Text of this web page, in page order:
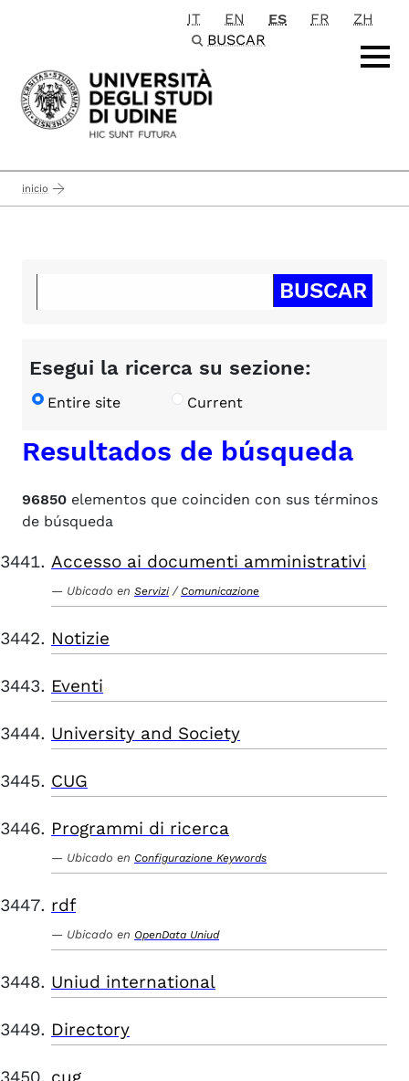
Passa al contenuto principale
IT EN ES FR
ZH
BUSCAR
inicio
Esegui la ricerca su sezione:
Entire site Current
Resultados de búsqueda
96850 elementos que coinciden con sus términos
de búsqueda
Accesso ai documenti amministrativi
Ubicado en Servizi / Comunicazione
Notizie
Eventi
University and Society
CUG
Programmi di ricerca
Ubicado en Configurazione Keywords
rdf
Ubicado en OpenData Uniud
Uniud international
Directory